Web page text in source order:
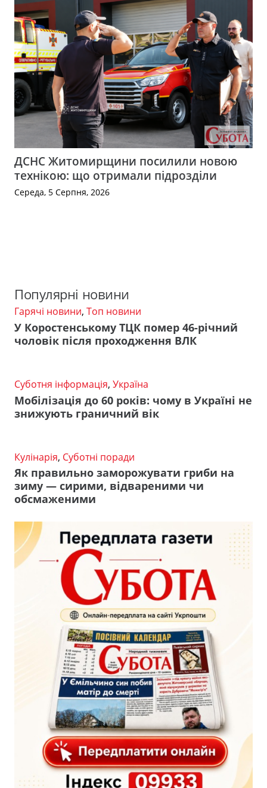
ДСНС Житомирщини посилили новою
технікою: що отримали підрозділи
Середа, 5 Серпня, 2026
Популярні новини
Гарячі новини, Топ новини
У Коростенському ТЦК помер 46-річний
чоловік після проходження ВЛК
Суботня інформація, Україна
Мобілізація до 60 років: чому в Україні не
знижують граничний вік
Кулінарія, Суботні поради
Як правильно заморожувати гриби на
зиму — сирими, відвареними чи
обсмаженими